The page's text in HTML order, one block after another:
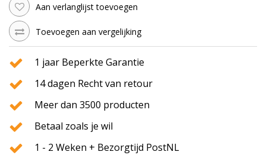
Aan verlanglijst toevoegen
Toevoegen aan vergelijking
1 jaar Beperkte Garantie
14 dagen Recht van retour
Meer dan 3500 producten
Betaal zoals je wil
1 - 2 Weken + Bezorgtijd PostNL